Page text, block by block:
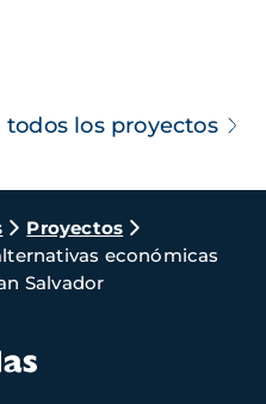
todos los proyectos
Proyectos
económicas
Salvador